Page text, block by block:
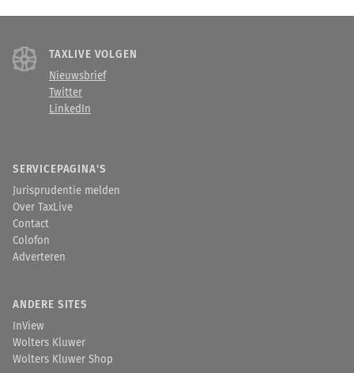
TAXLIVE VOLGEN
Nieuwsbrief
Twitter
LinkedIn
SERVICEPAGINA'S
Jurisprudentie melden
Over TaxLive
Contact
Colofon
Adverteren
ANDERE SITES
InView
Wolters Kluwer
Wolters Kluwer Shop